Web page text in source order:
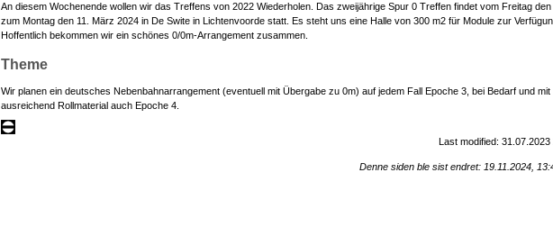
An diesem Wochenende wollen wir das Treffens von 2022 Wiederholen. Das zweijährige Spur 0 Treffen findet vom Freitag den
zum Montag den 11. März 2024 in De Swite in Lichtenvoorde statt. Es steht uns eine Halle von 300 m2 für Module zur
Hoffentlich bekommen wir ein schönes 0/0m-Arrangement zusammen.
Theme
Wir planen ein deutsches Nebenbahnarrangement (eventuell mit Übergabe zu 0m) auf jedem Fall Epoche 3, bei Bedarf und mit
ausreichend Rollmaterial auch Epoche 4.
Last modified: 31.07.2023
Denne siden ble sist endret: 19.11.2024,